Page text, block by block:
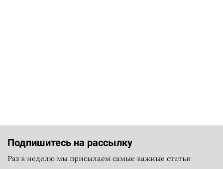
Подпишитесь на рассылку
Раз в неделю мы присылаем самые важные статьи